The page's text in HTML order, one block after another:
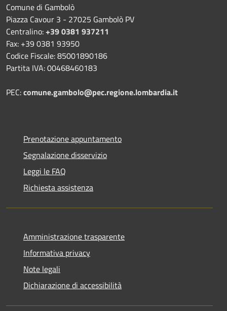
Comune di Gambolò
Piazza Cavour 3 - 27025 Gambolò PV
Centralino:+39 0381 937211
Fax: +39 0381 93950
Codice Fiscale: 85001890186
Partita IVA: 00468460183
PEC:comune.gambolo@pec.regione.lombardia.it
Prenotazione appuntamento
Segnalazione disservizio
Leggi le FAQ
Richiesta assistenza
Amministrazione trasparente
Informativa privacy
Note legali
Dichiarazione di accessibilità